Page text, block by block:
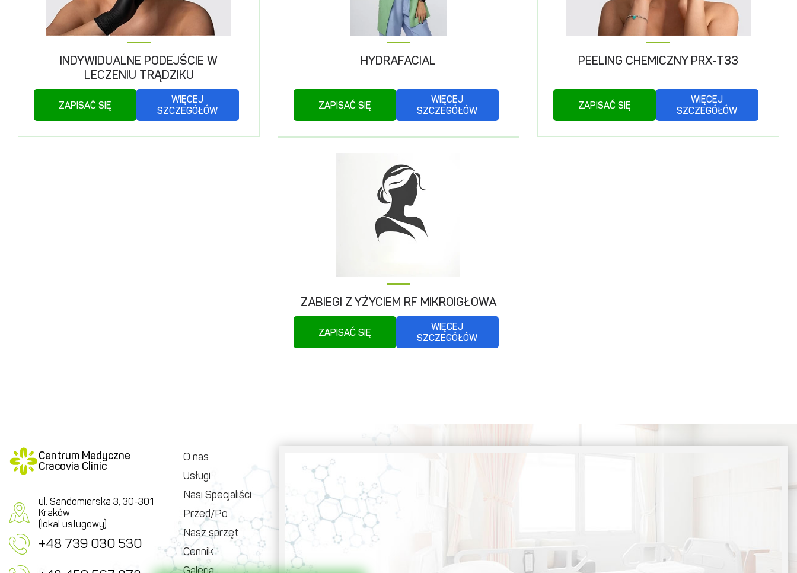
INDYWIDUALNE PODEJŚCIE W
LECZENIU TRĄDZIKU
ZAPISAĆ SIĘ
WIĘCEJ
SZCZEGÓŁÓW
HYDRAFACIAL
ZAPISAĆ SIĘ
WIĘCEJ
SZCZEGÓŁÓW
PEELING CHEMICZNY PRX-T33
ZAPISAĆ SIĘ
WIĘCEJ
SZCZEGÓŁÓW
ZABIEGI Z YŻYCIEM RF MIKROIGŁOWA
ZAPISAĆ SIĘ
WIĘCEJ
SZCZEGÓŁÓW
Centrum Medyczne
Cracovia Clinic
ul. Sandomierska 3, 30-301
Kraków
(lokal usługowy)
+48 739 030 530
O nas
Usługi
Nasi Specjaliści
Przed/Po
Nasz sprzęt
Cennik